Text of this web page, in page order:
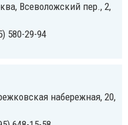
Всеволожский пер., 2,
580-29-94
набережная, 20,